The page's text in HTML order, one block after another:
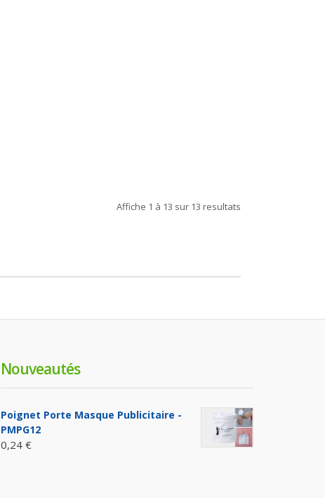
Affiche 1 à 13 sur 13 resultats
Nouveautés
Poignet Porte Masque Publicitaire -
PMPG12
0,24 €